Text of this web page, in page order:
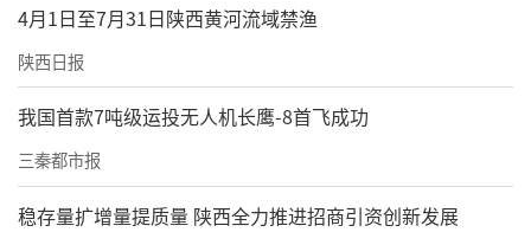
4月1日至7月31日陕西黄河流域禁渔
陕西日报
我国首款7吨级运投无人机长鹰-8首飞成功
三秦都市报
稳存量扩增量提质量 陕西全力推进招商引资创新发展